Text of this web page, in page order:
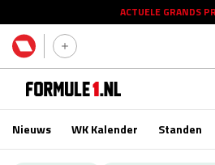
ACTUELE GRANDS
Nieuws WK Kalender Standen